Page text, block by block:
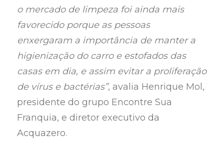
o mercado de limpeza foi ainda mais
favorecido porque as pessoas
enxergaram a importância de manter a
higienização do carro e estofados das
casas em dia, e assim evitar a proliferação
de vírus e bactérias”, avalia Henrique Mol,
presidente do grupo Encontre Sua
Franquia, e diretor executivo da
Acquazero.